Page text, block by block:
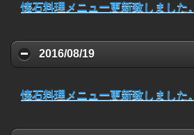
懐石料理メニュー更新致しました。
2016/08/19
懐石料理メニュー更新致しました。